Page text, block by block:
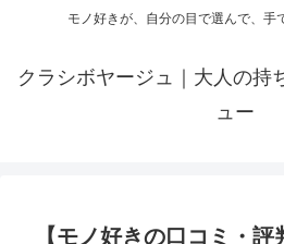
モノ好きが、自分の目で選んで、手
クラシボヤージュ｜大人の持
ュー
【モノ好きの口コミ・